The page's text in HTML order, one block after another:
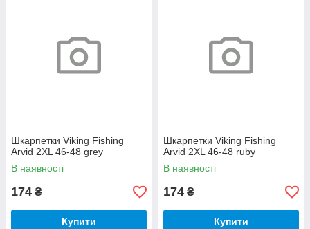
Шкарпетки Viking Fishing
Arvid 2XL 46-48 grey
В наявності
174 ₴
Купити
Шкарпетки Viking Fishing
Arvid 2XL 46-48 ruby
В наявності
174 ₴
Купити